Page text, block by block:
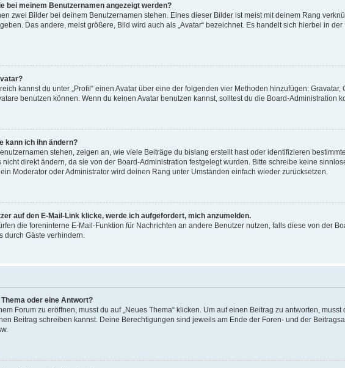
bei meinem Benutzernamen angezeigt werden?
zwei Bilder bei deinem Benutzernamen stehen. Eines dieser Bilder ist meist mit deinem Rang
Das andere, meist größere, Bild wird auch als „Avatar“ bezeichnet. Es handelt sich hierbei in
kannst du unter „Profil“ einen Avatar über eine der folgenden vier Methoden hinzufügen:
benutzen können. Wenn du keinen Avatar benutzen kannst, solltest du die Board-Administration
kann ich ihn ändern?
stehen, zeigen an, wie viele Beiträge du bislang erstellt hast oder identifizieren
nicht direkt ändern, da sie von der Board-Administration festgelegt wurden. Bitte schreibe keine
Moderator oder Administrator wird deinen Rang unter Umständen einfach wieder zurücksetzen.
auf den E-Mail-Link klicke, werde ich aufgefordert, mich anzumelden.
die foreninterne E-Mail-Funktion für Nachrichten an andere Benutzer nutzen, falls diese von der
durch Gäste verhindern.
oder eine Antwort?
Forum zu eröffnen, musst du auf „Neues Thema“ klicken. Um auf einen Beitrag zu antworten,
Beitrag schreiben kannst. Deine Berechtigungen sind jeweils am Ende der Foren- und der